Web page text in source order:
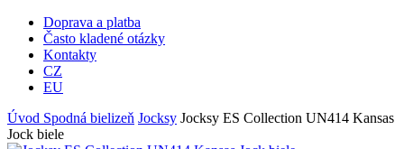
Doprava a platba
Často kladené otázky
Kontakty
CZ
EU
Úvod Spodná bielizeň Jocksy Jocksy ES Collection UN414 Kansas
Jock biele